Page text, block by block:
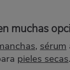
muchas
, sérum
pieles secas